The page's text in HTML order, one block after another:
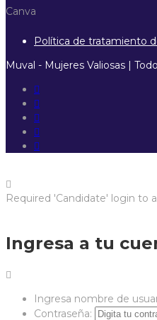
Canva
Política de tratamiento
Muval - Mujeres Valiosas |
Required 'Candidate' login to
Ingresa a tu
Ingresa nombre de
Contraseña: